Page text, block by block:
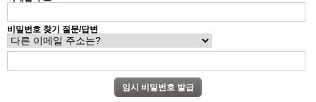
비밀번호 찾기 질문/답변